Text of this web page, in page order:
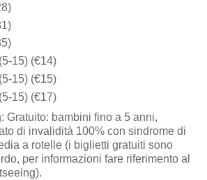
15) (€14)
15) (€15)
15) (€17)
: Gratuito: bambini fino a 5 anni,
di invalidità 100% con sindrome di
a rotelle (i biglietti gratuiti sono
per informazioni fare riferimento al